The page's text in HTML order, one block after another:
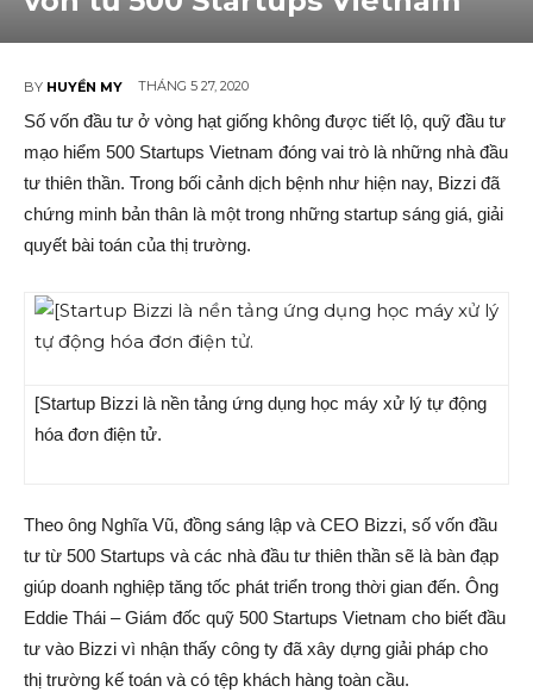
BY HUYỀN MY THÁNG 5 27, 2020
Số vốn đầu tư ở vòng hạt giống không được tiết lộ, quỹ đầu tư
mạo hiểm 500 Startups Vietnam đóng vai trò là những nhà đầu
tư thiên thần. Trong bối cảnh dịch bệnh như hiện nay, Bizzi đã
chứng minh bản thân là một trong những startup sáng giá, giải
quyết bài toán của thị trường.
[Startup Bizzi là nền tảng ứng dụng học máy xử lý tự động
hóa đơn điện tử.
Theo ông Nghĩa Vũ, đồng sáng lập và CEO Bizzi, số vốn đầu
tư từ 500 Startups và các nhà đầu tư thiên thần sẽ là bàn đạp
giúp doanh nghiệp tăng tốc phát triển trong thời gian đến. Ông
Eddie Thái – Giám đốc quỹ 500 Startups Vietnam cho biết đầu
tư vào Bizzi vì nhận thấy công ty đã xây dựng giải pháp cho
thị trường kế toán và có tệp khách hàng toàn cầu.